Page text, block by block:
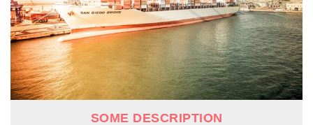
SOME DESCRIPTION